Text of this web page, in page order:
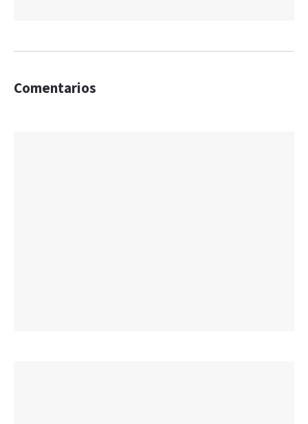
Comentarios